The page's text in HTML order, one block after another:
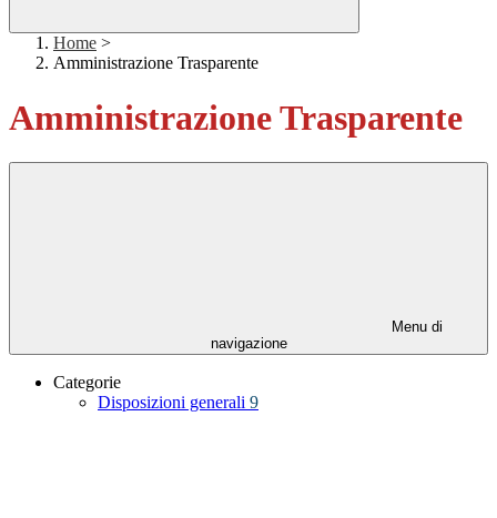
Home >
Amministrazione Trasparente
Amministrazione Trasparente
Menu di
navigazione
Categorie
Disposizioni generali 9